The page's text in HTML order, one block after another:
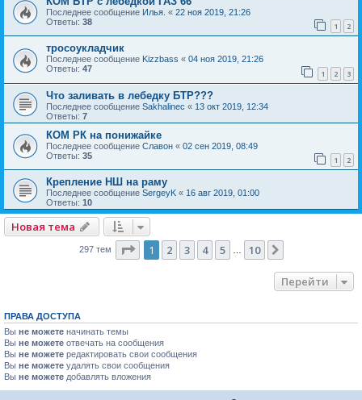
Последнее сообщение Илья. « 22 ноя 2019, 21:26
Ответы: 38 1 2
тросоукладчик
Последнее сообщение Kizzbass « 04 ноя 2019, 21:26
Ответы: 47 1 2 3
Что заливать в лебедку БТР???
Последнее сообщение Sakhalinec « 13 окт 2019, 12:34
Ответы: 7
КОМ РК на понижайке
Последнее сообщение Славон « 02 сен 2019, 08:49
Ответы: 35 1 2
Крепление НШ на раму
Последнее сообщение SergeyK « 16 авг 2019, 01:00
Ответы: 10
Новая тема
297 тем Страница из 10
1 2 3 4 5 … 10
Перейти
ПРАВА ДОСТУПА
Вы не можете начинать темы
Вы не можете отвечать на сообщения
Вы не можете редактировать свои сообщения
Вы не можете удалять свои сообщения
Вы не можете добавлять вложения